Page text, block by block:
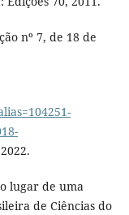
nº 7, de 18 de
o lugar de uma
de Ciências do